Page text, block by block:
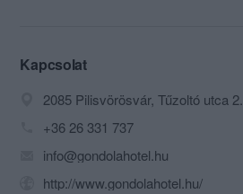
Kapcsolat
2085 Pilisvörösvár, Tűzoltó utca 2.
+36 26 331 737
info@gondolahotel.hu
http://www.gondolahotel.hu/